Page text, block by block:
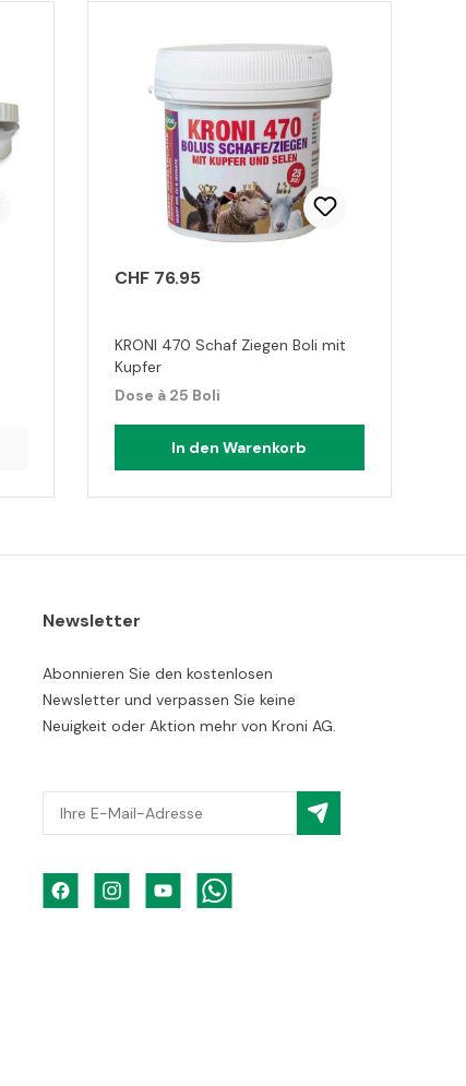
CHF 76.95
KRONI 470 Schaf Ziegen Boli mit
Kupfer
Dose à 25 Boli
In den Warenkorb
Newsletter
Abonnieren Sie den kostenlosen
Newsletter und verpassen Sie keine
Neuigkeit oder Aktion mehr von Kroni AG.